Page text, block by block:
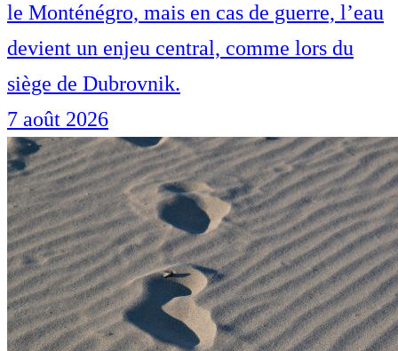
le Monténégro, mais en cas de guerre, l’eau
devient un enjeu central, comme lors du
siège de Dubrovnik.
7 août 2026